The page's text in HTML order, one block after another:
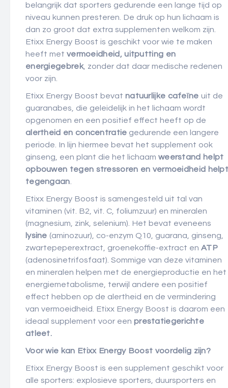
belangrijk dat sporters gedurende een lange tijd op
niveau kunnen presteren. De druk op hun lichaam is
dan zo groot dat extra supplementen welkom zijn.
Etixx Energy Boost is geschikt voor wie te maken
heeft met vermoeidheid, uitputting en
energiegebrek, zonder dat daar medische redenen
voor zijn.
Etixx Energy Boost bevat natuurlijke cafeïne uit de
guaranabes, die geleidelijk in het lichaam wordt
opgenomen en een positief effect heeft op de
alertheid en concentratie gedurende een langere
periode. In lijn hiermee bevat het supplement ook
ginseng, een plant die het lichaam weerstand helpt
opbouwen tegen stressoren en vermoeidheid
tegengaan
Etixx Energy Boost is samengesteld uit tal van
vitaminen (vit. B2, vit. C, foliumzuur) en mineralen
(magnesium, zink, selenium). Het bevat eveneens
lysine (aminozuur), co-enzym Q10, guarana, ginseng,
zwartepeperextract, groenekoffie-extract en ATP
(adenosinetrifosfaat). Sommige van deze vitaminen
en mineralen helpen met de energieproductie en het
energiemetabolisme, terwijl andere een positief
effect hebben op de alertheid en de vermindering
van vermoeidheid. Etixx Energy Boost is daarom een
ideaal supplement voor een prestatiegerichte
atleet.
Voor wie kan Etixx Energy Boost voordelig zijn?
Etixx Energy Boost is een supplement geschikt voor
alle sporters: explosieve sporters, duursporters en